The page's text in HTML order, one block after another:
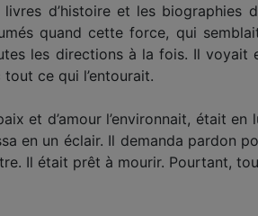
d’histoire et les
quand cette force, qui
les directions à la fois. Il voyait
ce qui l’entourait.
et d’amour l’environnait, était
en un éclair. Il demanda pardon
Il était prêt à mourir. Pourtant,